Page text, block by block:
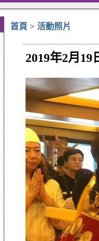
首頁 > 活動照片
2019年2月